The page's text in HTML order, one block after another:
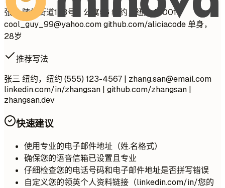
张三 随机街道123号，公寓56 纽约，纽约 10001
cool_guy_99@yahoo.comgithub.com/aliciacode 单身，
28岁
推荐写法
张三 纽约，纽约 (555) 123-4567 | zhang.san@email.com
linkedin.com/in/zhangsan | github.com/zhangsan |
zhangsan.dev
快速建议
使用专业的电子邮件地址（姓.名格式）
确保您的语音信箱已设置且专业
仔细检查您的电话号码和电子邮件地址是否拼写错误
自定义您的领英个人资料链接（linkedin.com/in/您的